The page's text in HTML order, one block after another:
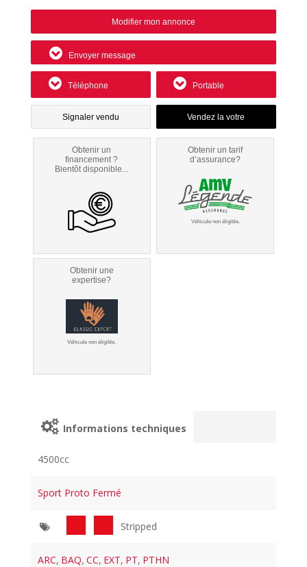
Modifier mon annonce
Envoyer message
Téléphone Portable
Signaler vendu
Obtenir un
financement ?
Bientôt disponible...
Obtenir un tarif
d’assurance?
Véhicule non éligible.
Obtenir une
expertise?
Véhicule non éligible.
Informations techniques
4500cc
Sport Proto Fermé
Stripped
ARC, BAQ, CC, EXT, PT, PTHN